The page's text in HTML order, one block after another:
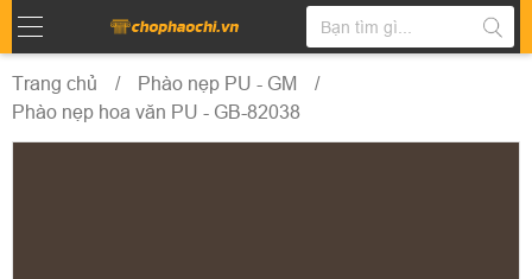
Trang chủ
Phào nẹp PU - GM
Phào nẹp hoa văn PU - GB-82038